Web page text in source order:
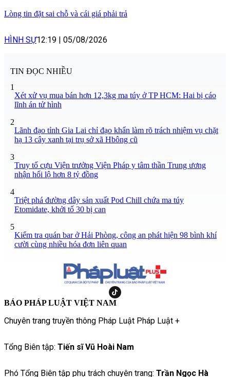
Lòng tin đặt sai chỗ và cái giá phải trả
HÌNH SỰ12:19 05/08/2026
TIN ĐỌC NHIỀU
1
Xét xử vụ mua bán hơn 12,3kg ma túy ở TP HCM: Hai bị cáo
lĩnh án tử hình
2
Lãnh đạo tỉnh Gia Lai chỉ đạo khẩn làm rõ trách nhiệm vụ chặt
hạ 13 cây xanh tại trụ sở xã Hbông cũ
3
Truy tố cựu Viện trưởng Viện Pháp y tâm thần Trung ương
nhận hối lộ hơn 8 tỷ đồng
4
Triệt phá đường dây sản xuất Pod Chill chứa ma túy
Etomidate, khởi tố 30 bị can
5
Kiểm tra quán bar ở Hải Phòng, công an phát hiện 98 bình khí
cười cùng nhiều hóa đơn liên quan
BÁO PHÁP LUẬT VIỆT NAM
Chuyên trang truyền thông Pháp Luật Pháp Luật +
Tổng Biên tập: Tiến sĩ Vũ Hoài Nam
Phó Tổng Biên tập phụ trách chuyên trang: Trần Ngọc Hà